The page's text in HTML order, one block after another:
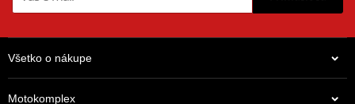
Všetko o nákupe
Motokomplex